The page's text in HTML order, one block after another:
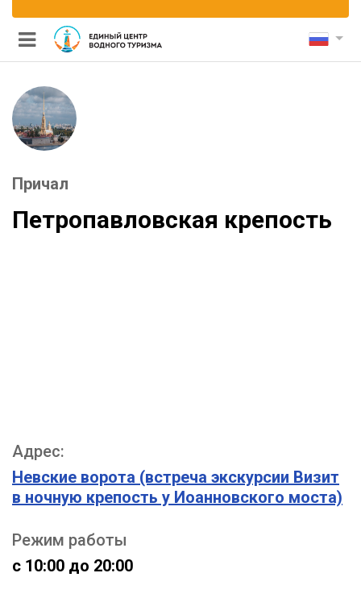
каналам
года с теплохода
Причал
Петропавловская крепость
Адрес:
Невские ворота (встреча экскурсии Визит
в ночную крепость у Иоанновского моста)
Режим работы
с 10:00 до 20:00